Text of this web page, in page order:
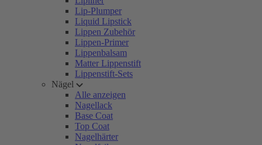
Lip-Plumper
Liquid Lipstick
Lippen Zubehör
Lippen-Primer
Lippenbalsam
Matter Lippenstift
Lippenstift-Sets
Nägel
Alle anzeigen
Nagellack
Base Coat
Top Coat
Nagelhärter